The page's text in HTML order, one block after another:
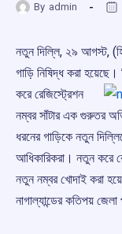
By admin
নতুন দিল্লি, ২৯ আগস্ট,
গাড়ি নিষিদ্ধ করা
করে রেজিস্ট্রেশন
নম্বর সাঁটার এক গুরুতর
ধরনের গাড়িকে নতুন
আধিকারিকরা। নতুন করে
নতুন নম্বর খোদাই করা
নাগাল্যান্ডের কতিপয়